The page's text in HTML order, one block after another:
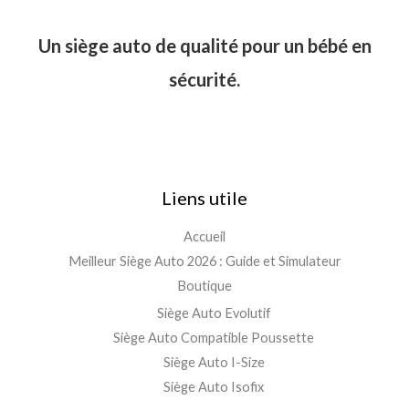
Un siège auto de qualité pour un bébé en
sécurité.
Liens utile
Accueil
Meilleur Siège Auto 2026 : Guide et Simulateur
Boutique
Siège Auto Evolutif
Siège Auto Compatible Poussette
Siège Auto I-Size
Siège Auto Isofix